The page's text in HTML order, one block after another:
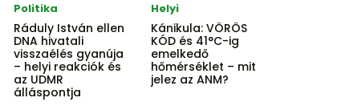
Politika
Ráduly István ellen
DNA hivatali
visszaélés gyanúja
– helyi reakciók és
az UDMR
álláspontja
Helyi
Kánikula: VÖRÖS
KÓD és 41°C-ig
emelkedő
hőmérséklet – mit
jelez az ANM?